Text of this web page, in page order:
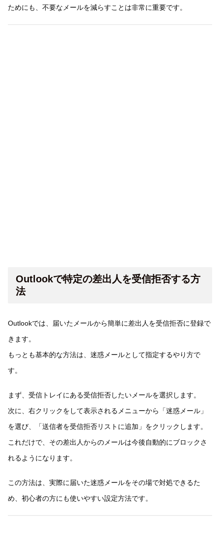
ためにも、不要なメールを減らすことは非常に重要です。
Outlookで特定の差出人を受信拒否する方
法
Outlookでは、届いたメールから簡単に差出人を受信拒否に登録で
きます。
もっとも基本的な方法は、迷惑メールとして指定するやり方で
す。
まず、受信トレイにある受信拒否したいメールを選択します。
次に、右クリックをして表示されるメニューから「迷惑メール」
を選び、「送信者を受信拒否リストに追加」をクリックします。
これだけで、その差出人からのメールは今後自動的にブロックさ
れるようになります。
この方法は、実際に届いた迷惑メールをその場で対処できるた
め、初心者の方にも使いやすい設定方法です。